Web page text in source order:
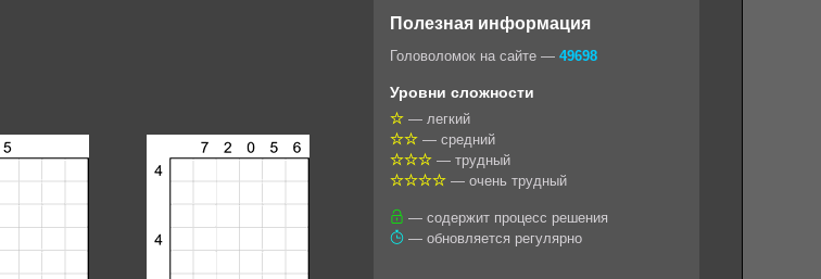
o
k
a
s
s
n
i
e
g
t
l
Полезная информация
Головоломок на сайте — 49698
Уровни сложности
— легкий
— средний
— трудный
— очень трудный
— содержит процесс решения
— обновляется регулярно